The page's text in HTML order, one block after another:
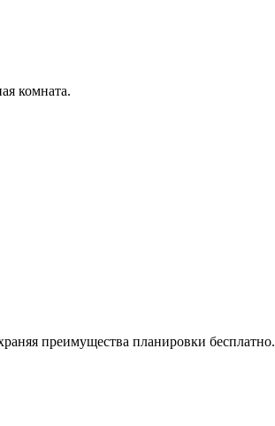
комната.
преимущества планировки бесплатно.